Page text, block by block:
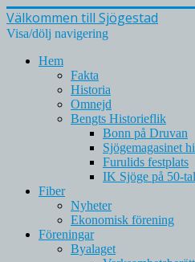
Välkommen till Sjögestad
Visa/dölj navigering
Hem
Fakta
Historia
Omnejd
Bengts Historieflik
Bonn på Druvan
Sjögemagasinet
Furulids festplats
IK Sjöge på 50-
Fiber
Nyheter
Ekonomisk förening
Föreningar
Byalaget